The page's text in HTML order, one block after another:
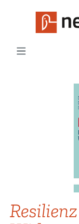
Zum Hauptinhalt